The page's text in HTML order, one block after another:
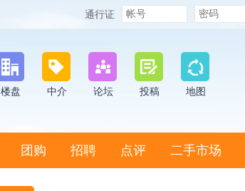
通行证
楼盘 中介 论坛 投稿
地图
团购 招聘 点评 二手市场